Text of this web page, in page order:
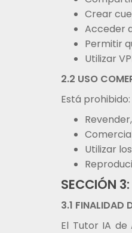
Crear
Acceder
Permitir
Utilizar
2.2 USO
Está prohibido:
Utilizar
SECCIÓN
3.1 FINALIDAD
El Tutor IA